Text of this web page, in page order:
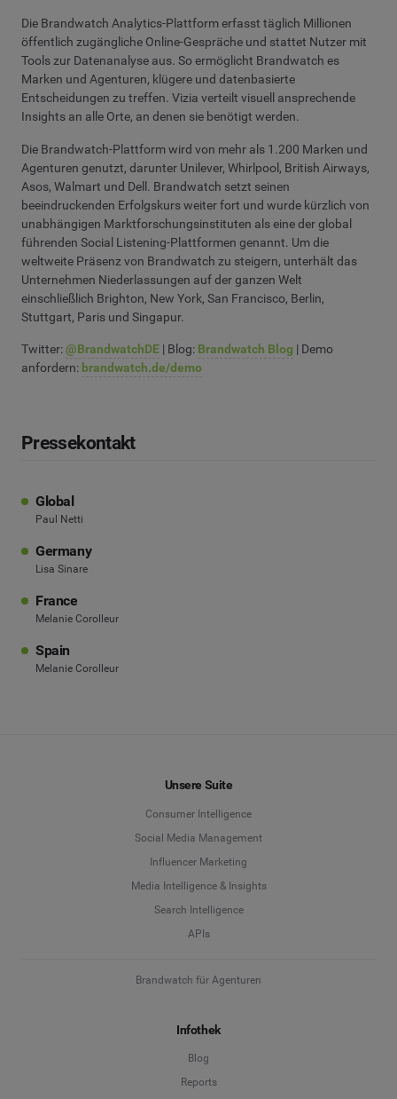
Die Brandwatch Analytics-Plattform erfasst täglich Millionen
öffentlich zugängliche Online-Gespräche und stattet Nutzer mit
Tools zur Datenanalyse aus. So ermöglicht Brandwatch es
Marken und Agenturen, klügere und datenbasierte
Entscheidungen zu treffen. Vizia verteilt visuell ansprechende
Insights an alle Orte, an denen sie benötigt werden.
Die Brandwatch-Plattform wird von mehr als 1.200 Marken und
Agenturen genutzt, darunter Unilever, Whirlpool, British Airways,
Asos, Walmart und Dell. Brandwatch setzt seinen
beeindruckenden Erfolgskurs weiter fort und wurde kürzlich von
unabhängigen Marktforschungsinstituten als eine der global
führenden Social Listening-Plattformen genannt. Um die
weltweite Präsenz von Brandwatch zu steigern, unterhält das
Unternehmen Niederlassungen auf der ganzen Welt
einschließlich Brighton, New York, San Francisco, Berlin,
Stuttgart, Paris und Singapur.
Twitter:@BrandwatchDE | Blog: Brandwatch Blog | Demo
anfordern: brandwatch.de/demo
Pressekontakt
Global
Paul Netti
Germany
Lisa Sinare
France
Melanie Corolleur
Spain
Melanie Corolleur
Unsere Suite
Consumer Intelligence
Social Media Management
Influencer Marketing
Media Intelligence & Insights
Search Intelligence
APIs
Brandwatch für Agenturen
Infothek
Blog
Reports